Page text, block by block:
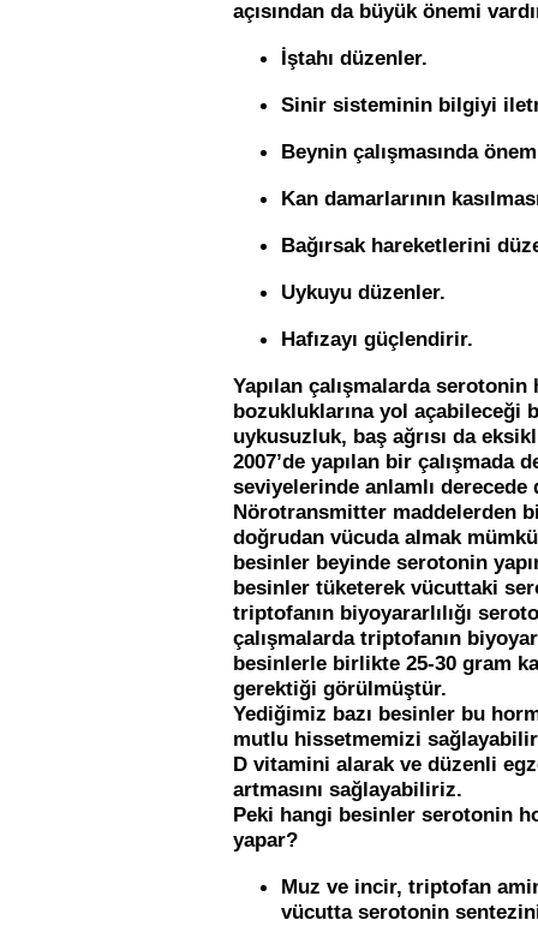
açısından da büyük önemi
İştahı düzenler.
Sinir sisteminin bilgiyi
Beynin çalışmasında
Kan damarlarının
Bağırsak hareketlerini
Uykuyu düzenler.
Hafızayı güçlendirir.
Yapılan çalışmalarda
bozukluklarına yol açabileceği
uykusuzluk, baş ağrısı da
2007’de yapılan bir
seviyelerinde anlamlı
Nörotransmitter maddelerden
doğrudan vücuda almak
besinler beyinde serotonin
besinler tüketerek vücuttaki
triptofanın biyoyararlılığı
çalışmalarda triptofanın
besinlerle birlikte 25-30 gram
gerektiği görülmüştür.
Yediğimiz bazı besinler bu
mutlu hissetmemizi
D vitamini alarak ve düzenli
artmasını sağlayabiliriz.
Peki hangi besinler serotonin
yapar?
Muz ve incir, triptofan
vücutta serotonin